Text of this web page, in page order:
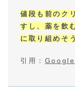
値段も前のク
すし、薬を飲
に取り組めそ
引用： Google